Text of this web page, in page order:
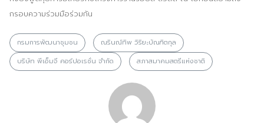
กรอบความร่วมมือร่วมกัน
กรมการพัฒนาชุมชน
ณรินณ์ทิพ วิริยะบัณฑิตกุล
บริษัท พีเอ็มจี คอร์ปอเรชั่น จำกัด
สภาสมาคมสตรีแห่งชาติ